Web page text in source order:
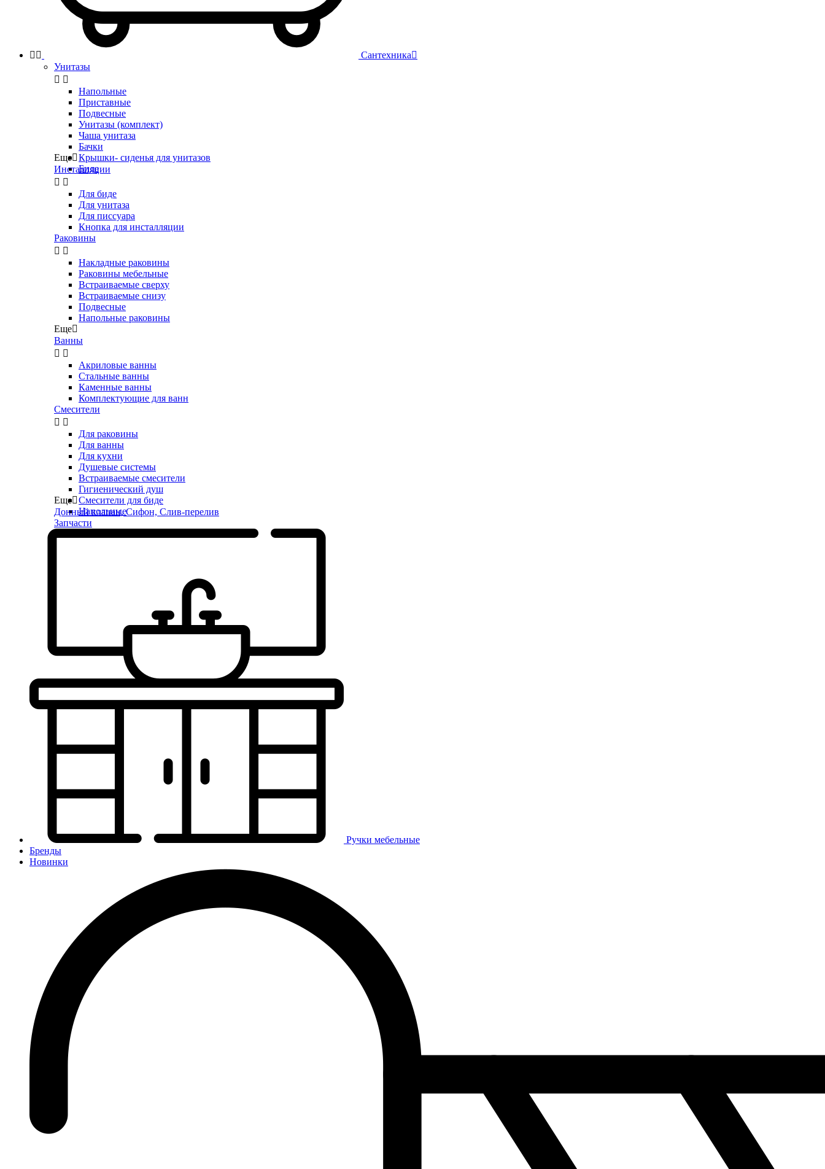
  Сантехника
Унитазы
 
Напольные
Приставные
Подвесные
Унитазы (комплект)
Чаша унитаза
Бачки
Крышки- сиденья для унитазов
Биде
Еще
Инсталляции
 
Для биде
Для унитаза
Для писсуара
Кнопка для инсталляции
Раковины
 
Накладные раковины
Раковины мебельные
Встраиваемые сверху
Встраиваемые снизу
Подвесные
Напольные раковины
Еще
Ванны
 
Акриловые ванны
Стальные ванны
Каменные ванны
Комплектующие для ванн
Смесители
 
Для раковины
Для ванны
Для кухни
Душевые системы
Встраиваемые смесители
Гигиенический душ
Смесители для биде
Напольные
Еще
Донный клапан, Сифон, Слив-перелив
Запчасти
Ручки мебельные
Бренды
Новинки